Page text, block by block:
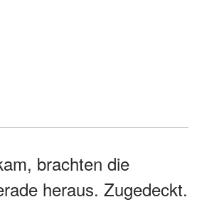
brachten die
heraus. Zugedeckt.